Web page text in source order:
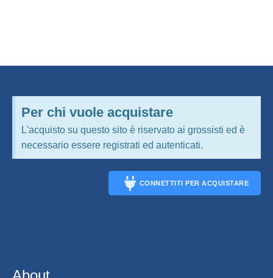
Per chi vuole acquistare
L'acquisto su questo sito è riservato ai grossisti ed è
necessario essere registrati ed autenticati.
CONNETTITI PER ACQUISTARE